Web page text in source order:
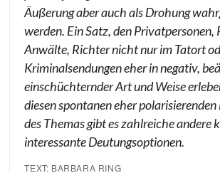
Äußerung aber auch als Drohung
werden. Ein Satz, den Privatpersonen,
Anwälte, Richter nicht nur im Tatort
Kriminalsendungen eher in negativ,
einschüchternder Art und Weise
diesen spontanen eher
des Themas gibt es zahlreiche andere
interessante Deutungsoptionen.
TEXT: BARBARA RING